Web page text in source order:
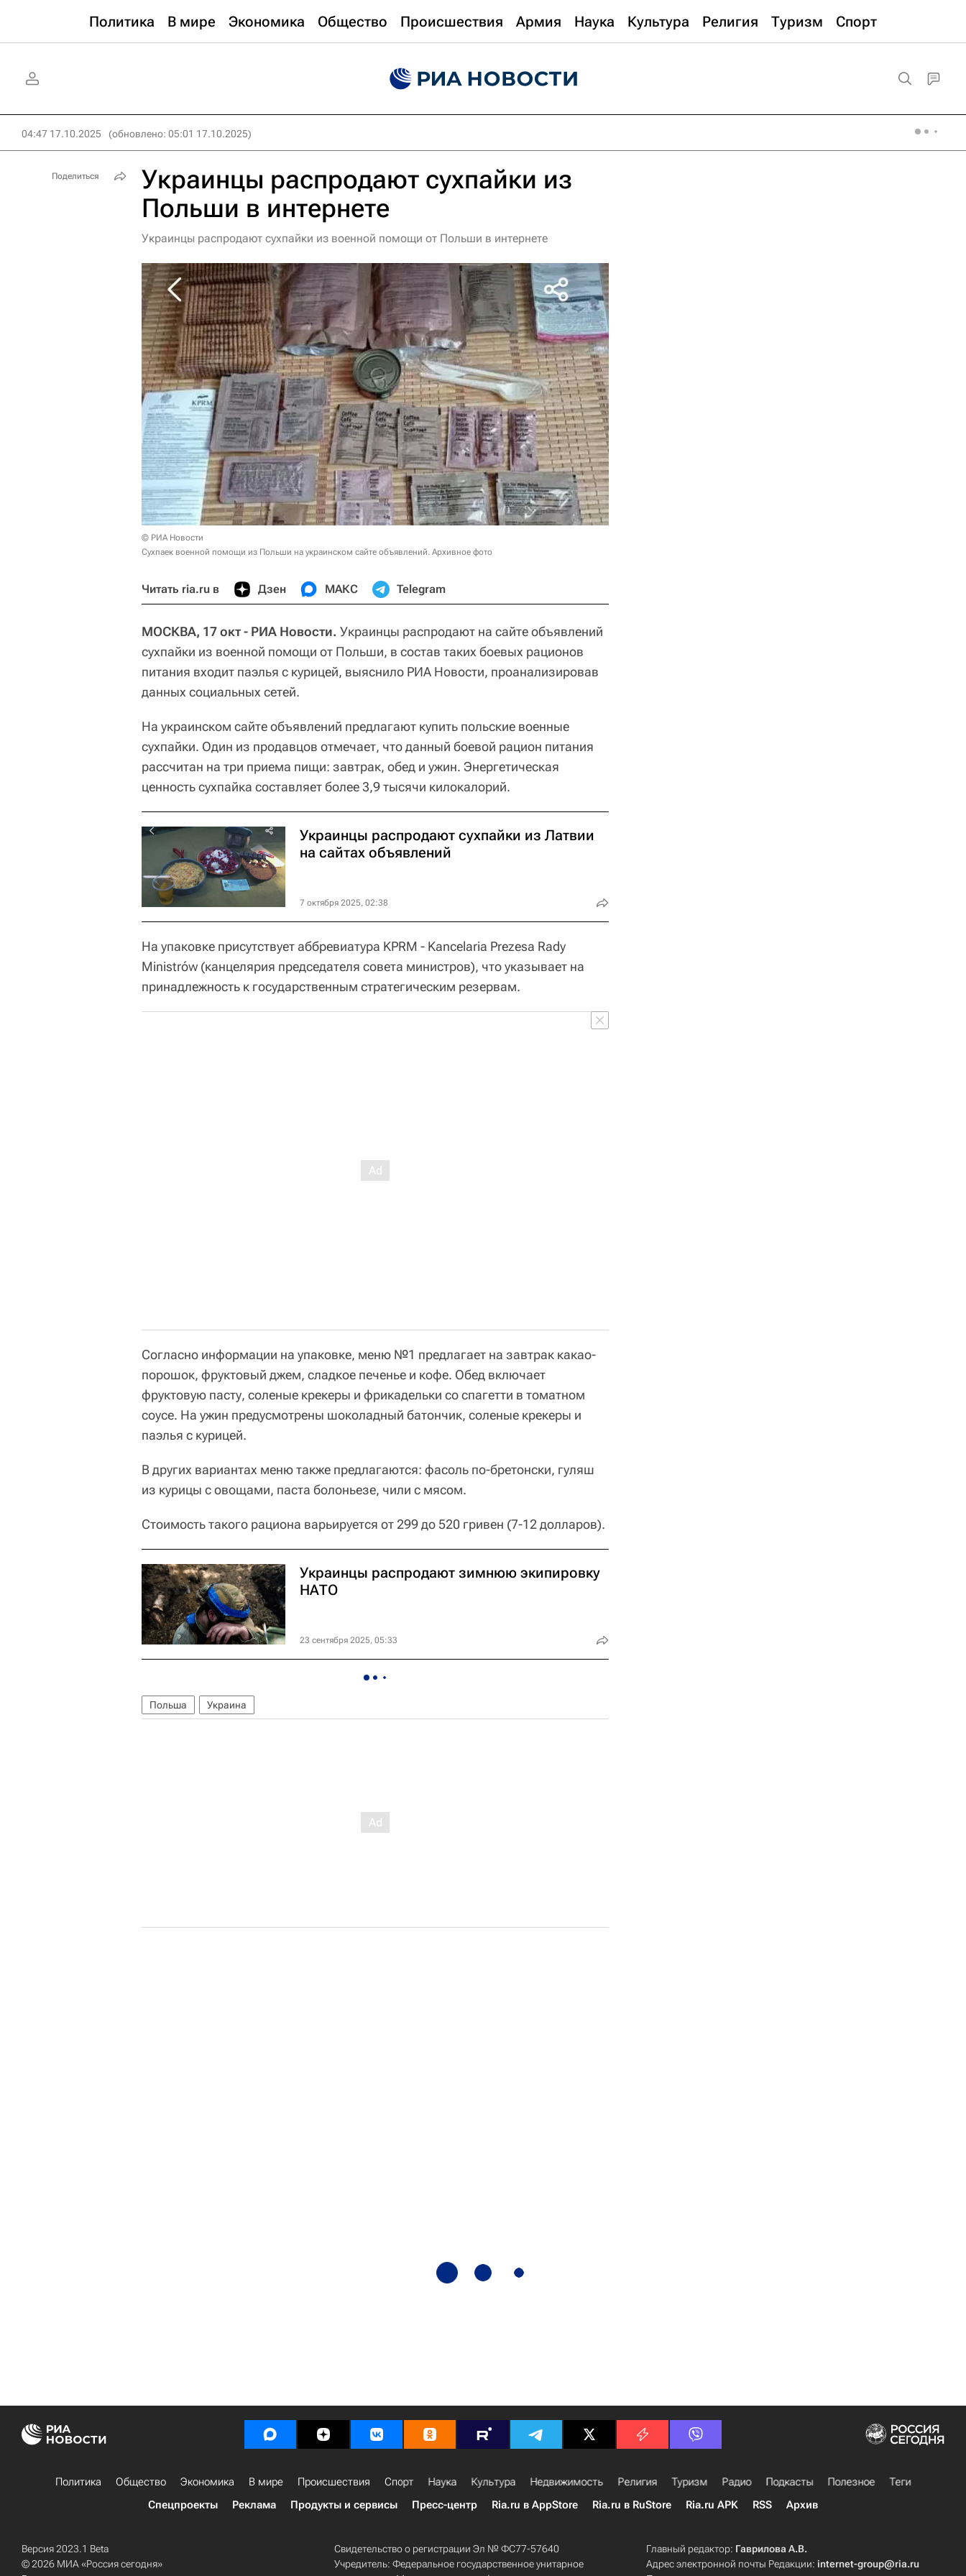
Политика В мире Экономика Общество Происшествия Армия Наука Культура Религия Туризм Спорт
04:47 17.10.2025 (обновлено: 05:01 17.10.2025)
Украинцы распродают сухпайки из
Польши в интернете
Украинцы распродают сухпайки из военной помощи от Польши в интернете
© РИА Новости
Сухпаек военной помощи из Польши на украинском сайте объявлений. Архивное фото
Читать ria.ru в Дзен МАКС Telegram
МОСКВА, 17 окт - РИА Новости. Украинцы распродают на сайте объявлений
сухпайки из военной помощи от Польши, в состав таких боевых рационов
питания входит паэлья с курицей, выяснило РИА Новости, проанализировав
данных социальных сетей.
На украинском сайте объявлений предлагают купить польские военные
сухпайки. Один из продавцов отмечает, что данный боевой рацион питания
рассчитан на три приема пищи: завтрак, обед и ужин. Энергетическая
ценность сухпайка составляет более 3,9 тысячи килокалорий.
Украинцы распродают сухпайки из Латвии
на сайтах объявлений
7 октября 2025, 02:38
На упаковке присутствует аббревиатура KPRM - Kancelaria Prezesa Rady
Ministrów (канцелярия председателя совета министров), что указывает на
принадлежность к государственным стратегическим резервам.
Согласно информации на упаковке, меню №1 предлагает на завтрак какао-
порошок, фруктовый джем, сладкое печенье и кофе. Обед включает
фруктовую пасту, соленые крекеры и фрикадельки со спагетти в томатном
соусе. На ужин предусмотрены шоколадный батончик, соленые крекеры и
паэлья с курицей.
В других вариантах меню также предлагаются: фасоль по-бретонски, гуляш
из курицы с овощами, паста болоньезе, чили с мясом.
Стоимость такого рациона варьируется от 299 до 520 гривен (7-12 долларов).
Украинцы распродают зимнюю экипировку
НАТО
23 сентября 2025, 05:33
Польша Украина
Поделиться
Политика Общество Экономика В мире Происшествия Спорт Наука Культура Недвижимость Религия Туризм Радио Подкасты Полезное
Теги
Спецпроекты
Реклама Продукты и сервисы Пресс-центр Ria.ru в AppStore Ria.ru в RuStore Ria.ru APK RSS Архив
Версия 2023.1 Beta
© 2026 МИА «Россия сегодня»
Свидетельство о регистрации Эл № ФС77-57640
Учредитель: Федеральное государственное унитарное
Главный редактор: Гаврилова А.В.
Адрес электронной почты Редакции:internet-group@ria.ru